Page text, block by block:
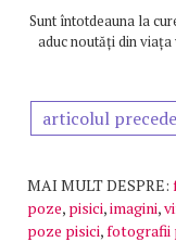
Sunt întotdeauna la
aduc noutăți din
articolul
MAI MULT DESPRE:
poze, pisici,imagini,
poze pisici,fotografii